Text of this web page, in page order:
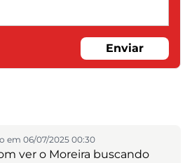
Enviar
em 06/07/2025 00:30
ver o Moreira buscando